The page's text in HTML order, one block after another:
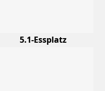
5.1-Essplatz